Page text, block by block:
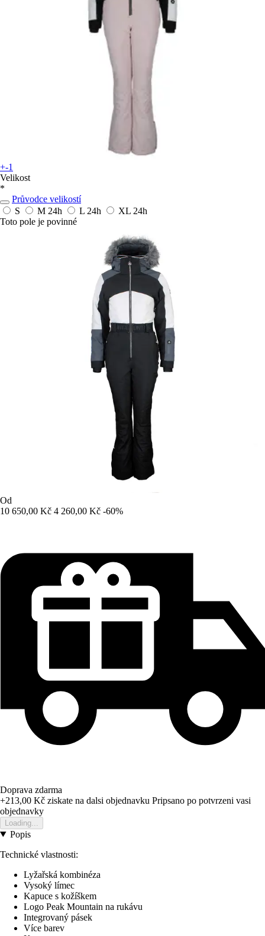
+-1
Velikost
*
Průvodce velikostí
S
M 24h L 24h XL 24h
Toto pole je povinné
Od
10 650,00 Kč 4 260,00 Kč -60%
Doprava zdarma
+213,00 Kč ziskate na dalsi objednavku Pripsano po potvrzeni vasi
objednavky
Loading...
Popis
Technické vlastnosti:
Lyžařská kombinéza
Vysoký límec
Kapuce s kožíškem
Logo Peak Mountain na rukávu
Integrovaný pásek
Více barev